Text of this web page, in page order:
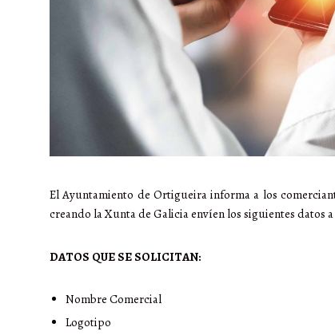
El Ayuntamiento de Ortigueira informa a los
creando la Xunta de Galicia envíen los siguientes datos
DATOS QUE SE SOLICITAN:
Nombre Comercial
Logotipo